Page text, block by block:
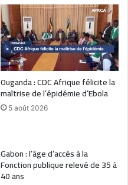
Ouganda : CDC Afrique félicite la
maîtrise de l’épidémie d’Ebola
5 août 2026
Gabon : l’âge d’accès à la
Fonction publique relevé de 35 à
40 ans